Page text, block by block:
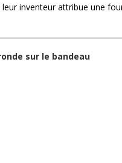
inventeur attribue une
sur le bandeau